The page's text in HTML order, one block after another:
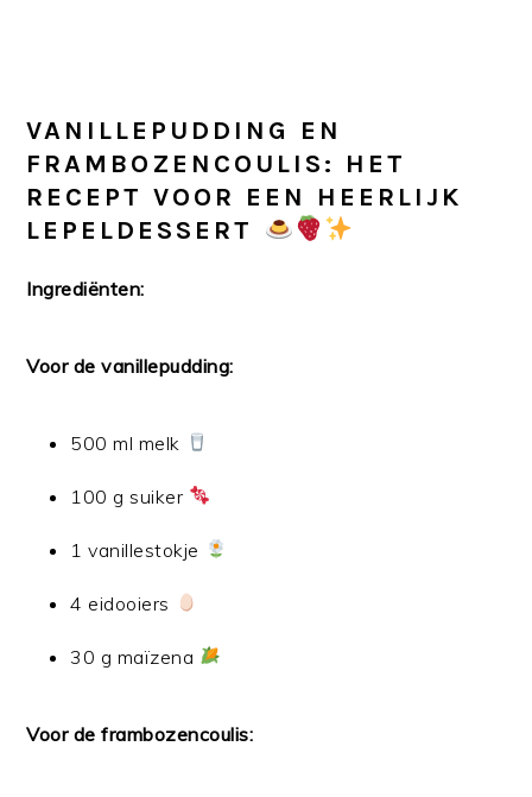
VANILLEPUDDING EN
FRAMBOZENCOULIS: HET
RECEPT VOOR EEN HEERLIJK
LEPELDESSERT
Ingrediënten:
Voor de vanillepudding:
500 ml melk
100 g suiker
1 vanillestokje
4 eidooiers
30 g maïzena
Voor de frambozencoulis: